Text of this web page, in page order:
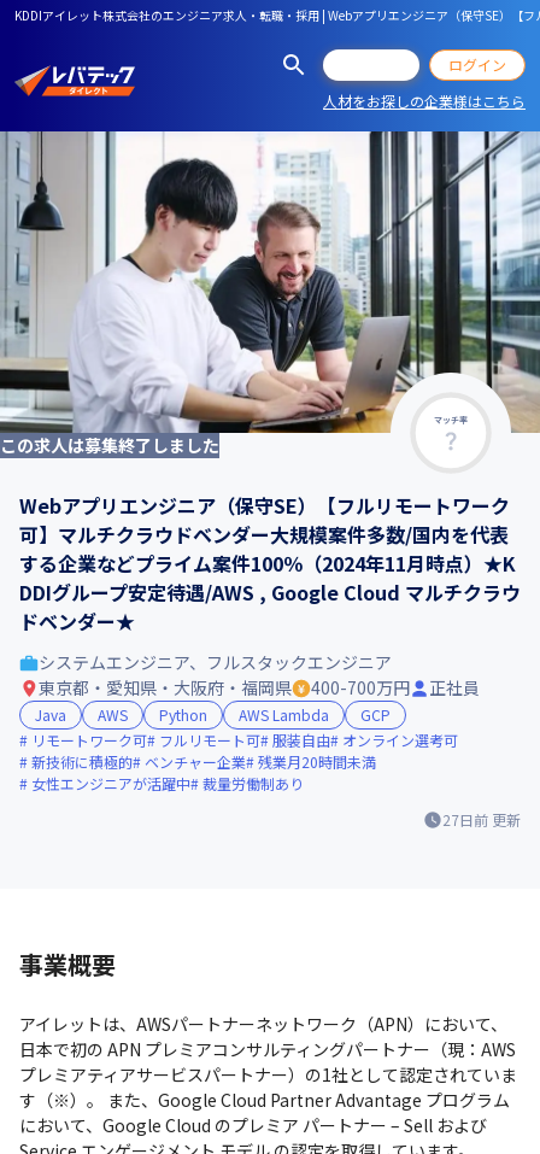
KDDIアイレット株式会社のエンジニア求人・転職・採用 | Webアプリエンジニア（保守SE）
ログイン
人材をお探しの企業様はこちら
マッチ率
この求人は募集終了しました
Webアプリエンジニア（保守SE）【フルリモートワーク
可】マルチクラウドベンダー大規模案件多数/国内を代表
する企業などプライム案件100％（2024年11月時点）★K
DDIグループ安定待遇/AWS , Google Cloud マルチクラウ
ドベンダー★
27日前 更新
システムエンジニア、フルスタックエンジニア
東京都・愛知県・大阪府・福岡県
400-700万円 正社員
Java AWS Python AWS Lambda
GCP
リモートワーク可
フルリモート可 服装自由
オンライン選考可
新技術に積極的
ベンチャー企業 残業月20時間未満
女性エンジニアが活躍中
裁量労働制あり
事業概要
アイレットは、AWSパートナーネットワーク（APN）において、
日本で初の APN プレミアコンサルティングパートナー（現：AWS
プレミアティアサービスパートナー）の1社として認定されていま
す（※）。 また、Google Cloud Partner Advantage プログラム
において、Google Cloud のプレミア パートナー – Sell および